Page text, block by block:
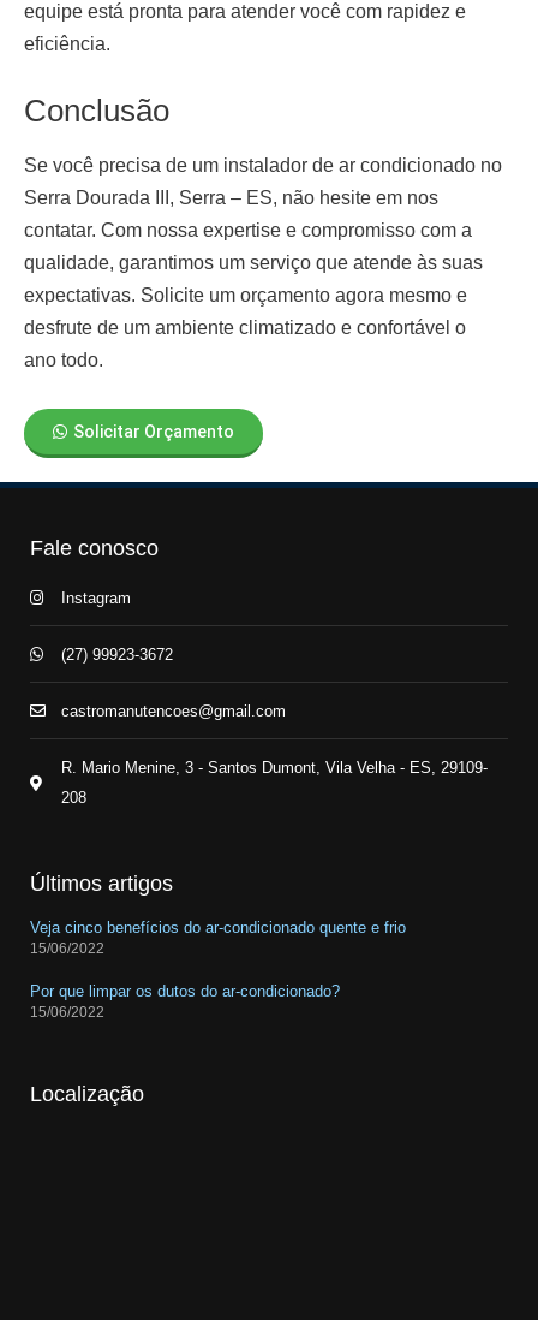
equipe está pronta para atender você com rapidez e
eficiência.
Conclusão
Se você precisa de um instalador de ar condicionado no
Serra Dourada III, Serra – ES, não hesite em nos
contatar. Com nossa expertise e compromisso com a
qualidade, garantimos um serviço que atende às suas
expectativas. Solicite um orçamento agora mesmo e
desfrute de um ambiente climatizado e confortável o
ano todo.
Solicitar Orçamento
Fale conosco
Instagram
(27) 99923-3672
castromanutencoes@gmail.com
R. Mario Menine, 3 - Santos Dumont, Vila Velha - ES, 29109-
208
Últimos artigos
Veja cinco benefícios do ar-condicionado quente e frio
15/06/2022
Por que limpar os dutos do ar-condicionado?
15/06/2022
Localização